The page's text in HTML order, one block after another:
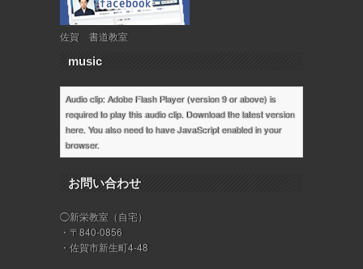
佐賀 書道教室
music
Audio clip: Adobe Flash Player (version 9 or above) is
required to play this audio clip. Download the latest version
here. You also need to have JavaScript enabled in your
browser.
お問い合わせ
◯新栄教室（自宅）
・〒840-0856
・佐賀市新生町4-48